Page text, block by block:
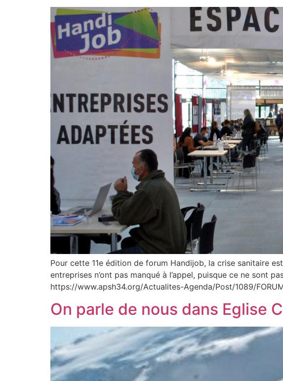
Pour cette 11e édition de forum Handijob, la crise sanitaire
entreprises n’ont pas manqué à l’appel, puisque ce ne sont
https://www.apsh34.org/Actualites-Agenda/Post/1089/
On parle de nous dans Eglise